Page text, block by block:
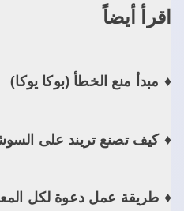
اقرأ أيضاً
مبدأ منع الخطأ (بوكا يوكا)
كيف تصنع تريند على
طريقة عمل دعوة لكل